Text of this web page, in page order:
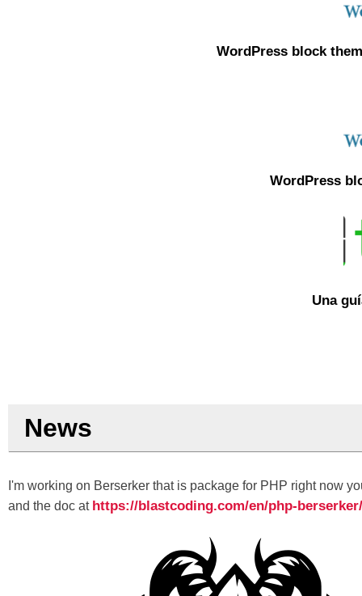
WordPress block
WordPress
Una
News
I'm working on Berserker that is package for PHP right now
and the doc at https://blastcoding.com/en/php-berserker/